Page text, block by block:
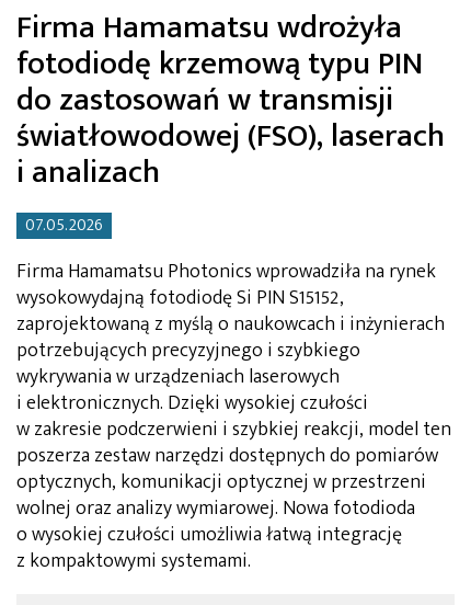
Firma Hamamatsu wdrożyła
fotodiodę krzemową typu PIN
do zastosowań w transmisji
światłowodowej (FSO), laserach
i analizach
07.05.2026
Firma Hamamatsu Photonics wprowadziła na rynek
wysokowydajną fotodiodę Si PIN S15152,
zaprojektowaną z myślą o naukowcach i inżynierach
potrzebujących precyzyjnego i szybkiego
wykrywania w urządzeniach laserowych
i elektronicznych. Dzięki wysokiej czułości
w zakresie podczerwieni i szybkiej reakcji, model ten
poszerza zestaw narzędzi dostępnych do pomiarów
optycznych, komunikacji optycznej w przestrzeni
wolnej oraz analizy wymiarowej. Nowa fotodioda
o wysokiej czułości umożliwia łatwą integrację
z kompaktowymi systemami.